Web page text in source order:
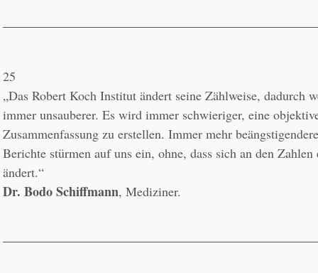
25
„Das Robert Koch Institut ändert seine Zählweise, dadurch
immer unsauberer. Es wird immer schwieriger, eine
Zusammenfassung zu erstellen. Immer mehr
Berichte stürmen auf uns ein, ohne, dass sich an den Zahlen
Dr. Bodo Schiffmann, Mediziner.